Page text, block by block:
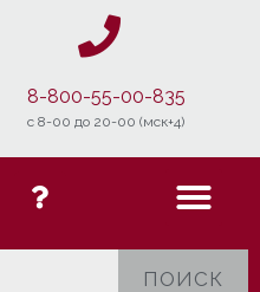
8-800-55-00-835
c 8-00 до 20-00 (мск+4)
ПОИСК